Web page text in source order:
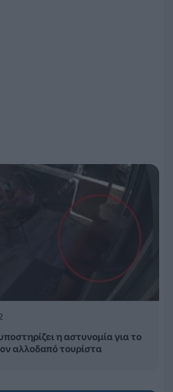
η αστυνομία για το
αλλοδαπό τουρίστα